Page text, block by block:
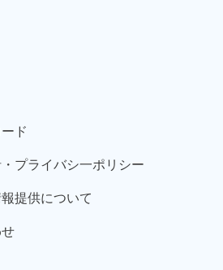
ド
プライバシ一ポリシー
提供について